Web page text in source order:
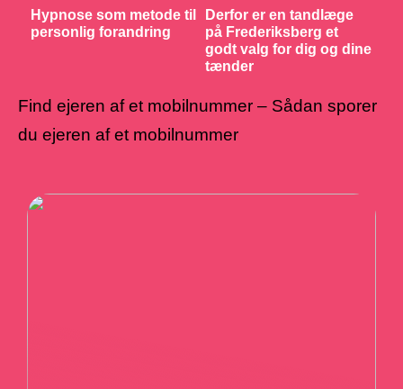
Hypnose som metode til
personlig forandring
Derfor er en tandlæge
på Frederiksberg et
godt valg for dig og dine
tænder
Find ejeren af et mobilnummer – Sådan sporer
du ejeren af et mobilnummer